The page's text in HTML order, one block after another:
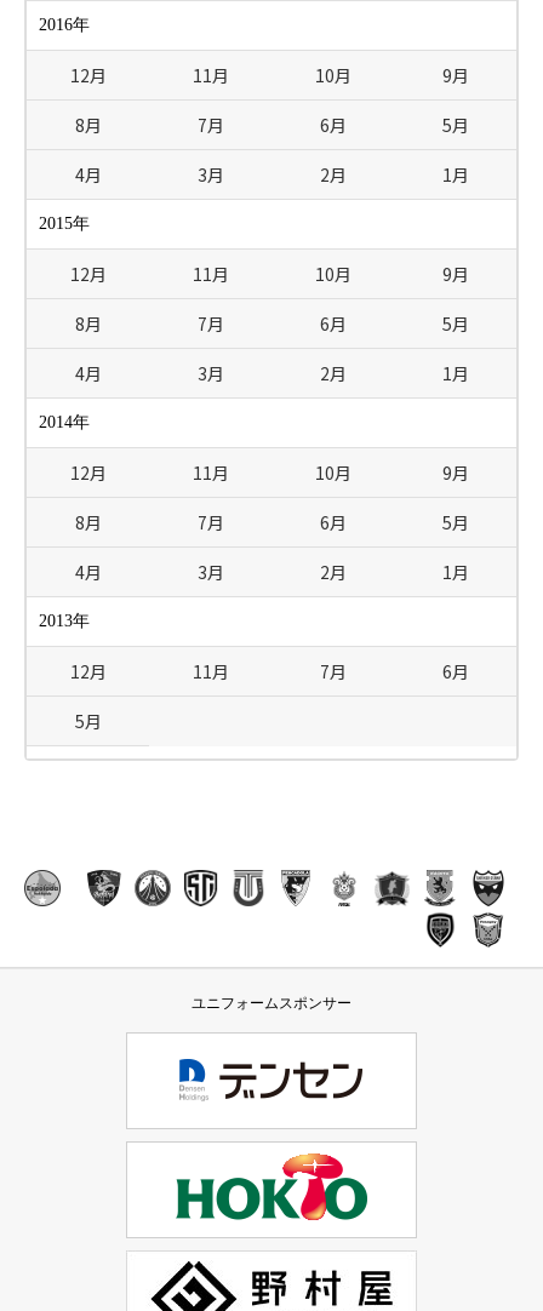
2016年
12月 11月 10月 9月
8月 7月 6月 5月
4月 3月 2月 1月
2015年
12月 11月 10月 9月
8月 7月 6月 5月
4月 3月 2月 1月
2014年
12月 11月 10月 9月
8月 7月 6月 5月
4月 3月 2月 1月
2013年
12月 11月 7月 6月
5月
ユニフォームスポンサー